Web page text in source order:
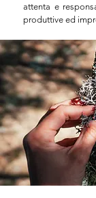
attenta e
produttive ed